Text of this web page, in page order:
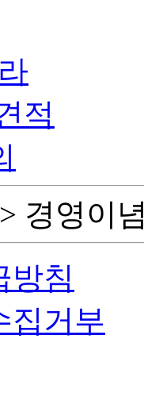
경영이
방침
집거부